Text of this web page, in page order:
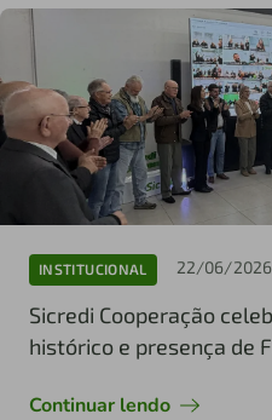
INSTITUCIONAL 22/06/2026
Sicredi Cooperação
histórico e presença de
Continuar lendo